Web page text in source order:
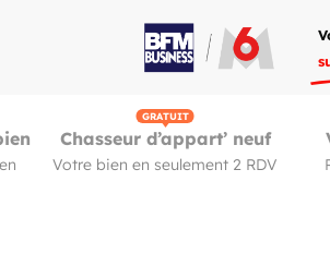
GRATUIT
Chasseur d’appart’ neuf
Votre bien en seulement 2 RDV